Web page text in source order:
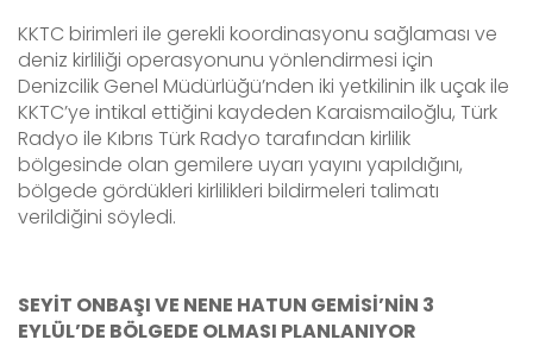
KKTC birimleri ile gerekli koordinasyonu sağlaması ve
deniz kirliliği operasyonunu yönlendirmesi için
Denizcilik Genel Müdürlüğü’nden iki yetkilinin ilk uçak ile
KKTC’ye intikal ettiğini kaydeden Karaismailoğlu, Türk
Radyo ile Kıbrıs Türk Radyo tarafından kirlilik
bölgesinde olan gemilere uyarı yayını yapıldığını,
bölgede gördükleri kirlilikleri bildirmeleri talimatı
verildiğini söyledi.
SEYİT ONBAŞI VE NENE HATUN GEMİSİ’NİN 3
EYLÜL’DE BÖLGEDE OLMASI PLANLANIYOR